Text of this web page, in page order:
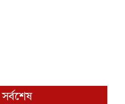
সর্বশেষ